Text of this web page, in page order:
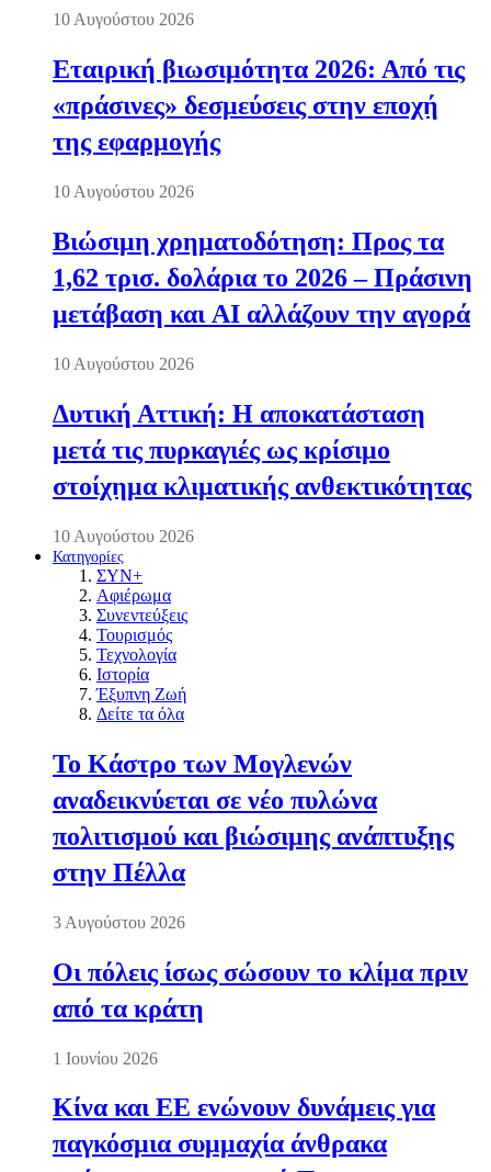
10 Αυγούστου 2026
Εταιρική βιωσιμότητα 2026: Από τις
«πράσινες» δεσμεύσεις στην εποχή
της εφαρμογής
10 Αυγούστου 2026
Βιώσιμη χρηματοδότηση: Προς τα
1,62 τρισ. δολάρια το 2026 – Πράσινη
μετάβαση και AI αλλάζουν την αγορά
10 Αυγούστου 2026
Δυτική Αττική: Η αποκατάσταση
μετά τις πυρκαγιές ως κρίσιμο
στοίχημα κλιματικής ανθεκτικότητας
10 Αυγούστου 2026
Κατηγορίες
ΣΥΝ+
Αφιέρωμα
Συνεντεύξεις
Τουρισμός
Τεχνολογία
Ιστορία
Έξυπνη Ζωή
Δείτε τα όλα
Το Κάστρο των Μογλενών
αναδεικνύεται σε νέο πυλώνα
πολιτισμού και βιώσιμης ανάπτυξης
στην Πέλλα
3 Αυγούστου 2026
Οι πόλεις ίσως σώσουν το κλίμα πριν
από τα κράτη
1 Ιουνίου 2026
Κίνα και ΕΕ ενώνουν δυνάμεις για
παγκόσμια συμμαχία άνθρακα